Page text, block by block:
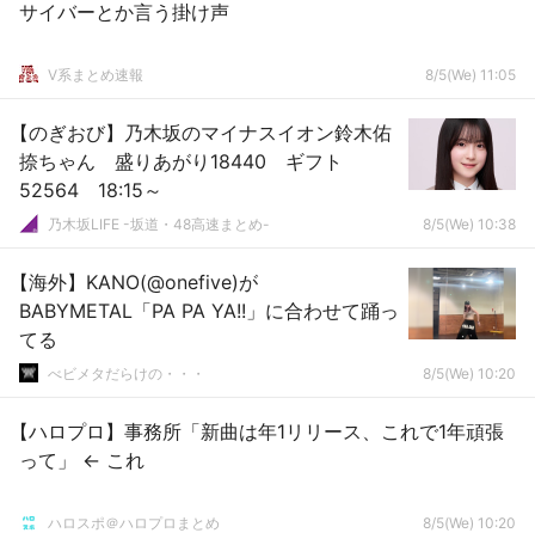
サイバーとか言う掛け声
V系まとめ速報 8/5(We) 11:05
【のぎおび】乃木坂のマイナスイオン鈴木佑
捺ちゃん 盛りあがり18440 ギフト
52564 18:15～
乃木坂LIFE -坂道・48高速まとめ- 8/5(We) 10:38
【海外】KANO(@onefive)が
BABYMETAL「PA PA YA!!」に合わせて踊っ
てる
べビメタだらけの・・・ 8/5(We) 10:20
【ハロプロ】事務所「新曲は年1リリース、これで1年頑張
って」 ← これ
ハロスポ＠ハロプロまとめ 8/5(We) 10:20